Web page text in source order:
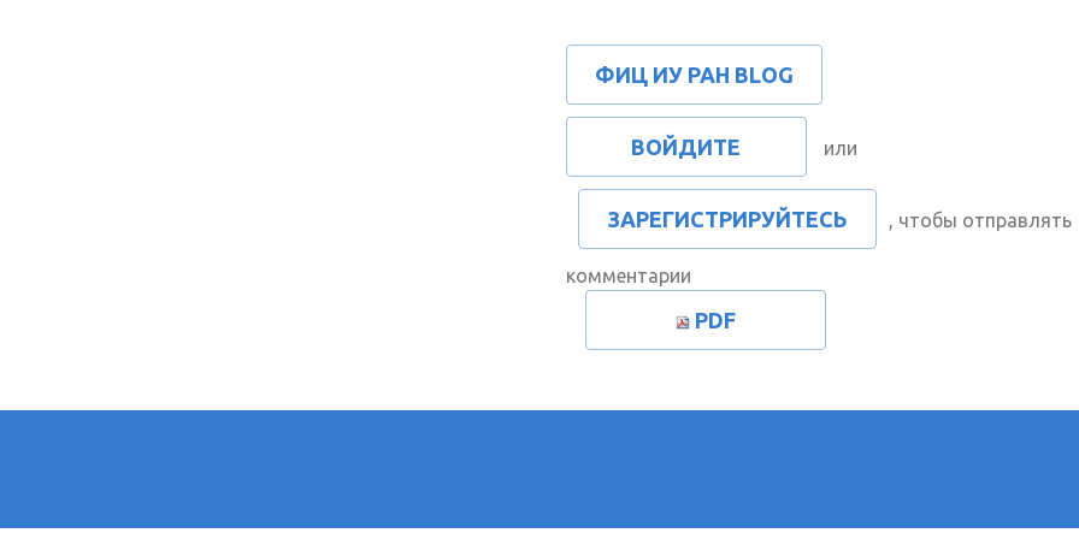
ФИЦ ИУ РАН BLOG
ВОЙДИТЕ или
ЗАРЕГИСТРИРУЙТЕСЬ , чтобы отправлять
комментарии
PDF